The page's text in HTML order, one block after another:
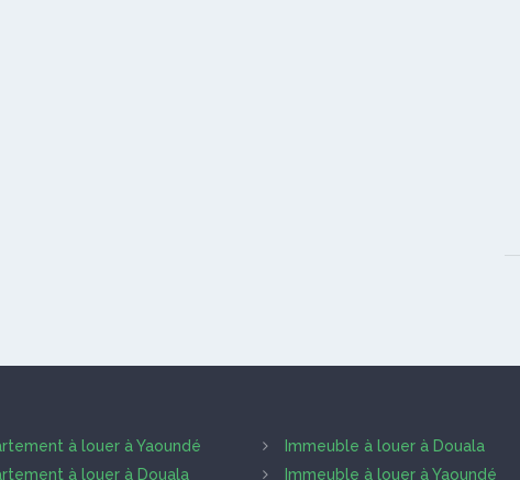
à louer à Yaoundé
à louer à Douala
Immeuble à louer à Douala
Immeuble à louer à Yaoundé